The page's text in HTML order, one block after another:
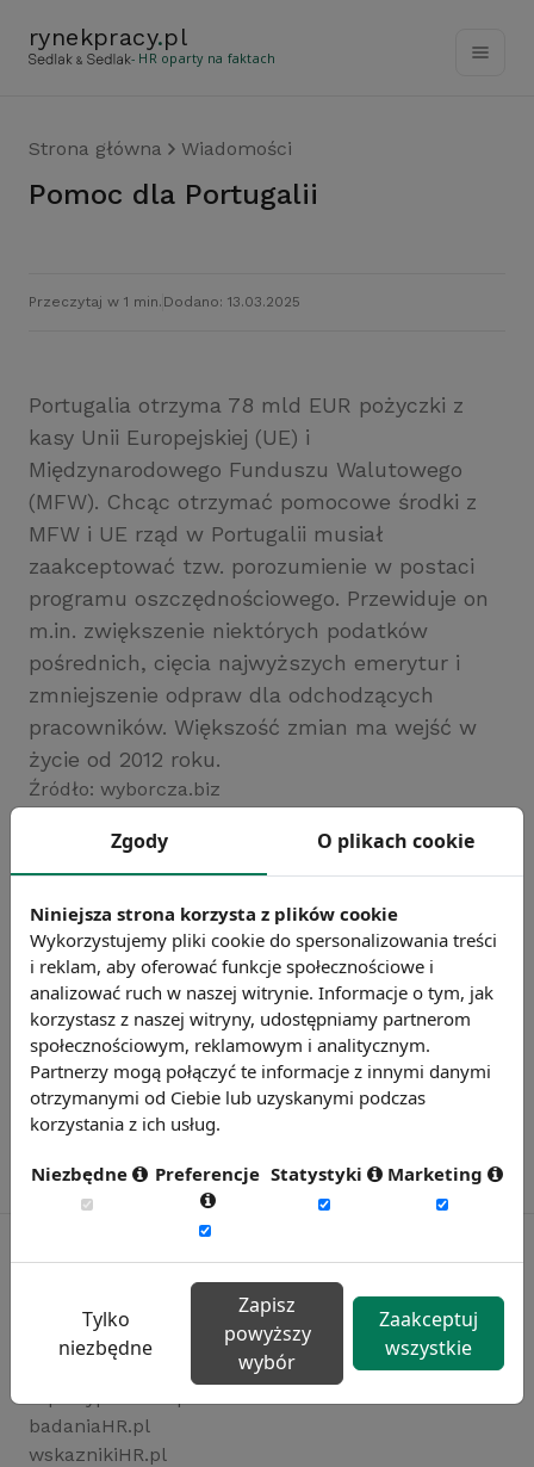
rynekpracy.pl
- HR oparty na faktach
Strona główna Wiadomości
Pomoc dla Portugalii
Przeczytaj w 1 min. Dodano: 13.03.2025
Portugalia otrzyma 78 mld EUR pożyczki z
kasy Unii Europejskiej (UE) i
Międzynarodowego Funduszu Walutowego
(MFW). Chcąc otrzymać pomocowe środki z
MFW i UE rząd w Portugalii musiał
zaakceptować tzw. porozumienie w postaci
programu oszczędnościowego. Przewiduje on
m.in. zwiększenie niektórych podatków
pośrednich, cięcia najwyższych emerytur i
zmniejszenie odpraw dla odchodzących
pracowników. Większość zmian ma wejść w
życie od 2012 roku.
Źródło: wyborcza.biz
Chcesz wiedzieć więcej?
Zobacz więcej wiadomości
Rynekpracy.pl
sedlak.pl
badaniaHR.pl
wskaznikiHR.pl
Zgody O plikach cookie
Niniejsza strona korzysta z plików cookie
Wykorzystujemy pliki cookie do spersonalizowania treści
i reklam, aby oferować funkcje społecznościowe i
analizować ruch w naszej witrynie. Informacje o tym, jak
korzystasz z naszej witryny, udostępniamy partnerom
społecznościowym, reklamowym i analitycznym.
Partnerzy mogą połączyć te informacje z innymi danymi
otrzymanymi od Ciebie lub uzyskanymi podczas
korzystania z ich usług.
Niezbędne Preferencje Statystyki Marketing
Tylko
niezbędne
Zapisz
powyższy
wybór
Zaakceptuj
wszystkie